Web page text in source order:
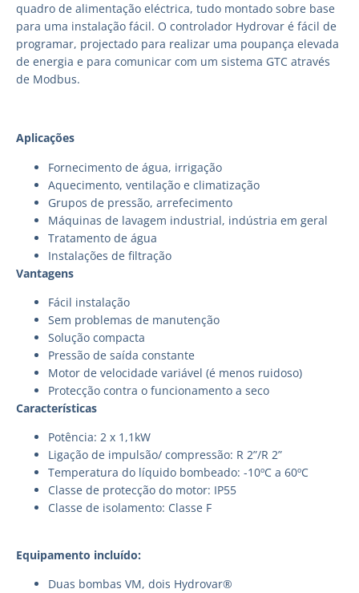
quadro de alimentação eléctrica, tudo montado sobre base
para uma instalação fácil. O controlador Hydrovar é fácil de
programar, projectado para realizar uma poupança elevada
de energia e para comunicar com um sistema GTC através
de Modbus.
Aplicações
Fornecimento de água, irrigação
Aquecimento, ventilação e climatização
Grupos de pressão, arrefecimento
Máquinas de lavagem industrial, indústria em geral
Tratamento de água
Instalações de filtração
Vantagens
Fácil instalação
Sem problemas de manutenção
Solução compacta
Pressão de saída constante
Motor de velocidade variável (é menos ruidoso)
Protecção contra o funcionamento a seco
Características
Potência: 2 x 1,1kW
Ligação de impulsão/ compressão: R 2”/R 2”
Temperatura do líquido bombeado: -10ºC a 60ºC
Classe de protecção do motor: IP55
Classe de isolamento: Classe F
Equipamento incluído:
Duas bombas VM, dois Hydrovar®